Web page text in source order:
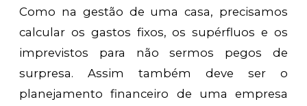
Como na gestão de uma casa, precisamos
calcular os gastos fixos, os supérfluos e os
imprevistos para não sermos pegos de
surpresa. Assim também deve ser o
planejamento financeiro de uma empresa